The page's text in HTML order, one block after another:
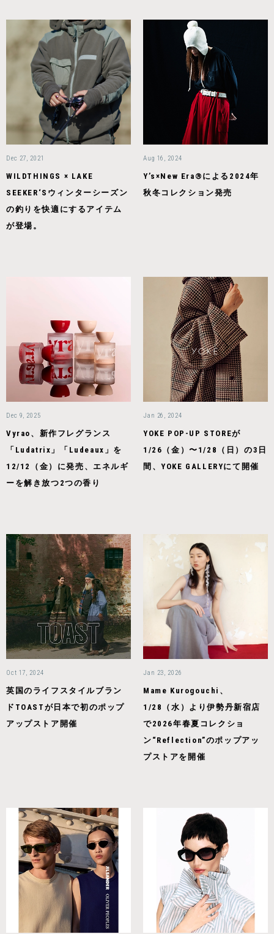
Dec 27, 2021
WILDTHINGS × LAKE
SEEKER‘Sウィンターシーズン
の釣りを快適にするアイテム
が登場。
Aug 16, 2024
Y’s×New Era®による2024年
秋冬コレクション発売
Dec 9, 2025
Vyrao、新作フレグランス
「Ludatrix」「Ludeaux」を
12/12（金）に発売、エネルギ
ーを解き放つ2つの香り
Jan 26, 2024
YOKE POP-UP STOREが
1/26（金）〜1/28（日）の3日
間、YOKE GALLERYにて開催
Oct 17, 2024
英国のライフスタイルブラン
ドTOASTが日本で初のポップ
アップストア開催
Jan 23, 2026
Mame Kurogouchi、
1/28（水）より伊勢丹新宿店
で2026年春夏コレクショ
ン“Reflection”のポップアッ
プストアを開催